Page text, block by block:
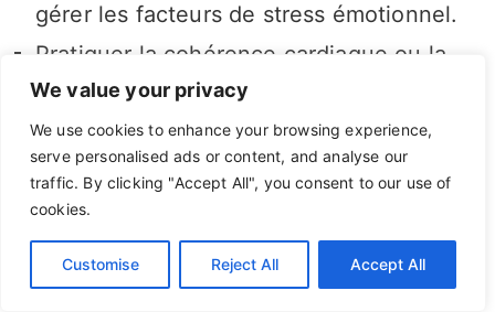
We value your privacy
We use cookies to enhance your browsing experience,
serve personalised ads or content, and analyse our
traffic. By clicking "Accept All", you consent to our use of
cookies.
Customise Reject All Accept All
gérer les facteurs de stress émotionnel.
Pratiquer la cohérence cardiaque ou la
pleine conscience.
3. Précautions en cas de récidives fréquentes
Utiliser des traitements antiviraux
prophylactiques pour réduire la
fréquence des poussées.